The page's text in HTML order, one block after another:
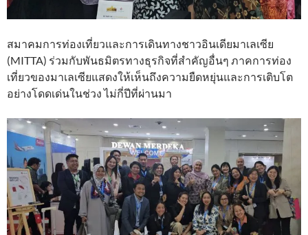
สมาคมการท่องเที่ยวและการเดินทางชาวอินเดียมาเลเซีย
(MITTA) ร่วมกับพันธมิตรทางธุรกิจที่สำคัญอื่นๆ ภาคการท่อง
เที่ยวของมาเลเซียแสดงให้เห็นถึงความยืดหยุ่นและการเติบโต
อย่างโดดเด่นในช่วง ไม่กี่ปีที่ผ่านมา